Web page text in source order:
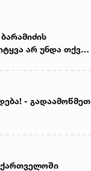
არ უნდა თქვა,
შენი სიტყვები
მიერ
ქართველს
- გადაამოწმეთ